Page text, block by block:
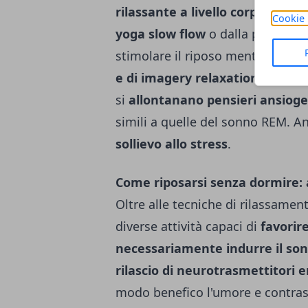
Cookie
rilassante a livello corporeo
yoga slow flow o dalla pratica del
stimolare il riposo mentale
e di imagery relaxation
si allontanano pensieri
simili a quelle del sonno REM.
sollievo allo stress.
Come riposarsi senza
Oltre alle tecniche di
diverse attività capaci di
necessariamente indurre il
rilascio di neurotrasmettitori
modo benefico l'umore e